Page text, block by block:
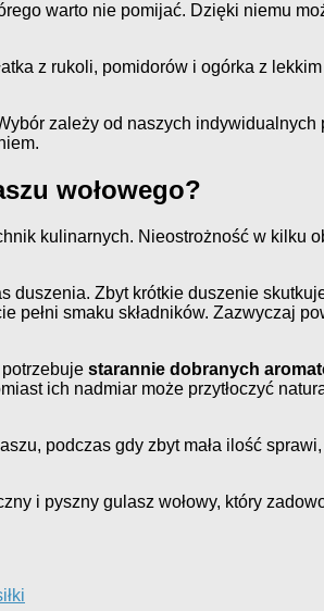
warto nie pomijać. Dzięki niemu
z rukoli, pomidorów i ogórka z
zależy od naszych
wołowego?
kulinarnych. Nieostrożność w kilku
duszenia. Zbyt krótkie duszenie
smaku składników. Zazwyczaj
starannie dobranych
ich nadmiar może przytłoczyć
podczas gdy zbyt mała ilość
i pyszny gulasz wołowy, który